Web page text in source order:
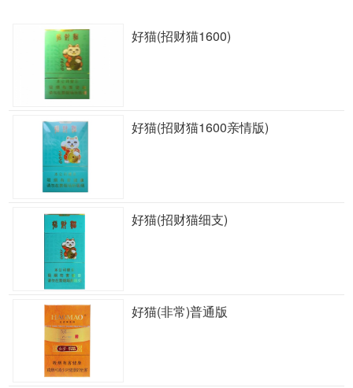
好猫(招财猫1600)
好猫(招财猫1600亲情版)
好猫(招财猫细支)
好猫(非常)普通版